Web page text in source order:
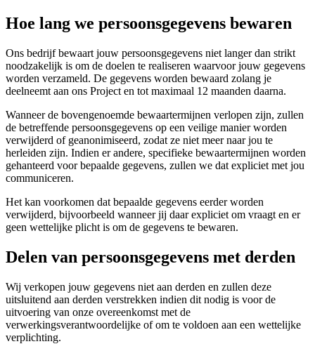
Hoe lang we persoonsgegevens bewaren
Ons bedrijf bewaart jouw persoonsgegevens niet langer dan strikt
noodzakelijk is om de doelen te realiseren waarvoor jouw gegevens
worden verzameld. De gegevens worden bewaard zolang je
deelneemt aan ons Project en tot maximaal 12 maanden daarna.
Wanneer de bovengenoemde bewaartermijnen verlopen zijn, zullen
de betreffende persoonsgegevens op een veilige manier worden
verwijderd of geanonimiseerd, zodat ze niet meer naar jou te
herleiden zijn. Indien er andere, specifieke bewaartermijnen worden
gehanteerd voor bepaalde gegevens, zullen we dat expliciet met jou
communiceren.
Het kan voorkomen dat bepaalde gegevens eerder worden
verwijderd, bijvoorbeeld wanneer jij daar expliciet om vraagt en er
geen wettelijke plicht is om de gegevens te bewaren.
Delen van persoonsgegevens met derden
Wij verkopen jouw gegevens niet aan derden en zullen deze
uitsluitend aan derden verstrekken indien dit nodig is voor de
uitvoering van onze overeenkomst met de
verwerkingsverantwoordelijke of om te voldoen aan een wettelijke
verplichting.